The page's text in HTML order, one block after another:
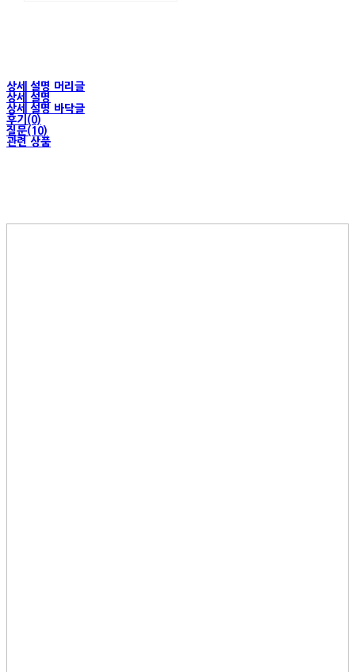
상세 설명 머리글
상세 설명
상세 설명 바닥글
후기(0)
질문(10)
관련 상품